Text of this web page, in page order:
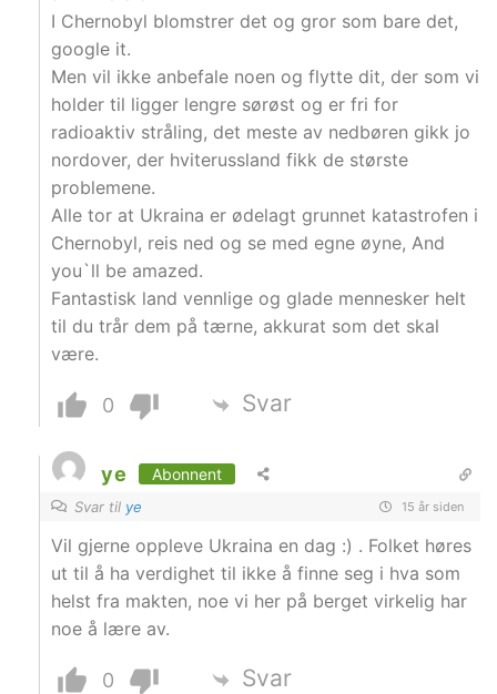
I Chernobyl blomstrer det og gror som bare det,
google it.
Men vil ikke anbefale noen og flytte dit, der som vi
holder til ligger lengre sørøst og er fri for
radioaktiv stråling, det meste av nedbøren gikk jo
nordover, der hviterussland fikk de største
problemene.
Alle tor at Ukraina er ødelagt grunnet katastrofen i
Chernobyl, reis ned og se med egne øyne, And
you`ll be amazed.
Fantastisk land vennlige og glade mennesker helt
til du trår dem på tærne, akkurat som det skal
være.
0 Svar
ye Abonnent
Svar til ye 15 år siden
Vil gjerne oppleve Ukraina en dag :) . Folket høres
ut til å ha verdighet til ikke å finne seg i hva som
helst fra makten, noe vi her på berget virkelig har
noe å lære av.
0 Svar